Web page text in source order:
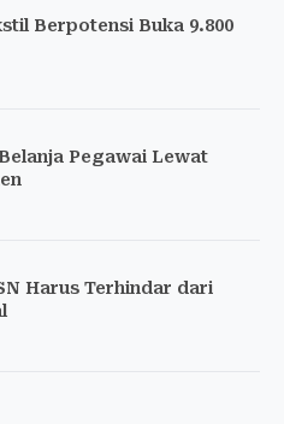
Berpotensi Buka 9.800
Pegawai Lewat
Harus Terhindar dari